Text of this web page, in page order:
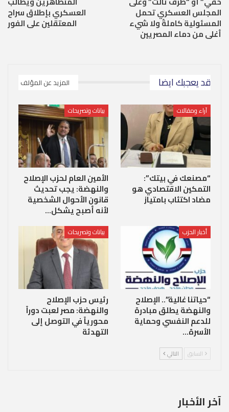
المجلس العسكري تحمل
المسئولية كاملةً ولا شيء
أغلى من دماء المصريين
العسكري بإطلاق سراح
المعتقلين على الفور
قد يعجبك ايضا المزيد عن المؤلف
آراء ومقالات
“مصنعك في بيتك”:
التمكين الاقتصادي هو
مضاد اكتئاب بامتياز
بيانات وتصريحات
الأمين العام لحزب الإصلاح
والنهضة: يجب تحديث
قانون الأحوال الشخصية
لأنه أصبح يشكل…
أخبار الحزب
“حياتنا غالية”.. الإصلاح
والنهضة يطلق مبادرة
للدعم النفسي وحماية
الأسرة…
بيانات وتصريحات
رئيس حزب الإصلاح
والنهضة: مصر لعبت دوراً
محورياً في التوصل إلى
التهدئة
السابق التالي
آخر الأخبار